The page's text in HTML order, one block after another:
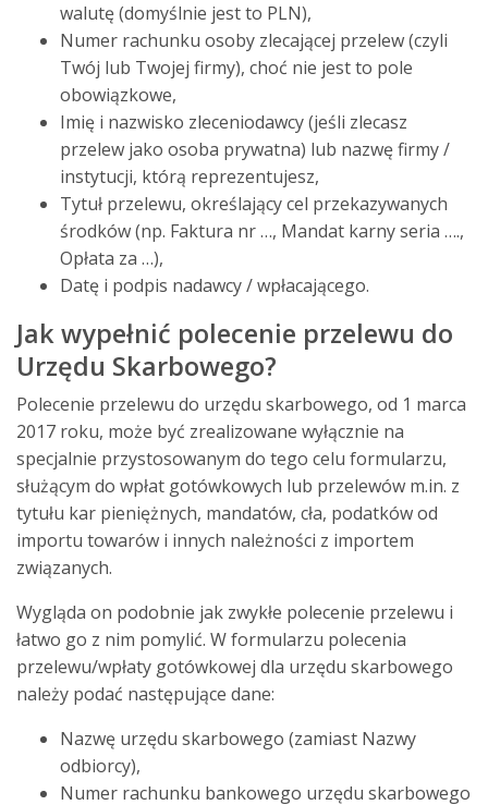
walutę (domyślnie jest to PLN),
Numer rachunku osoby zlecającej przelew (czyli
Twój lub Twojej firmy), choć nie jest to pole
obowiązkowe,
Imię i nazwisko zleceniodawcy (jeśli zlecasz
przelew jako osoba prywatna) lub nazwę firmy /
instytucji, którą reprezentujesz,
Tytuł przelewu, określający cel przekazywanych
środków (np. Faktura nr …, Mandat karny seria ….,
Opłata za …),
Datę i podpis nadawcy / wpłacającego.
Jak wypełnić polecenie przelewu do
Urzędu Skarbowego?
Polecenie przelewu do urzędu skarbowego, od 1 marca
2017 roku, może być zrealizowane wyłącznie na
specjalnie przystosowanym do tego celu formularzu,
służącym do wpłat gotówkowych lub przelewów m.in. z
tytułu kar pieniężnych, mandatów, cła, podatków od
importu towarów i innych należności z importem
związanych.
Wygląda on podobnie jak zwykłe polecenie przelewu i
łatwo go z nim pomylić. W formularzu polecenia
przelewu/wpłaty gotówkowej dla urzędu skarbowego
należy podać następujące dane:
Nazwę urzędu skarbowego (zamiast Nazwy
odbiorcy),
Numer rachunku bankowego urzędu skarbowego